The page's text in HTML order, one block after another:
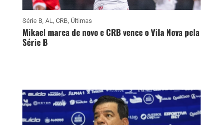
Série B, AL, CRB, Últimas
Mikael marca de novo e CRB vence o Vila Nova pela
Série B